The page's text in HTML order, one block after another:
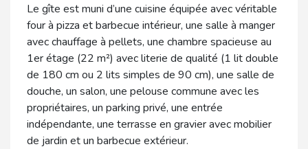
Le gîte est muni d’une cuisine équipée avec véritable
four à pizza et barbecue intérieur, une salle à manger
avec chauffage à pellets, une chambre spacieuse au
1er étage (22 m²) avec literie de qualité (1 lit double
de 180 cm ou 2 lits simples de 90 cm), une salle de
douche, un salon, une pelouse commune avec les
propriétaires, un parking privé, une entrée
indépendante, une terrasse en gravier avec mobilier
de jardin et un barbecue extérieur.